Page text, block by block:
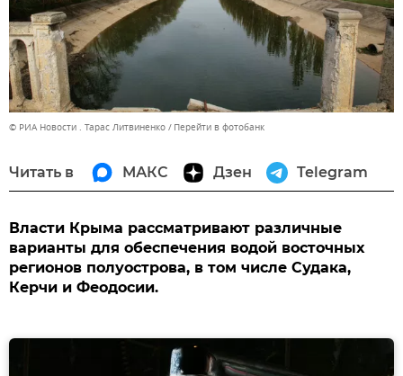
© РИА Новости . Тарас Литвиненко Перейти в фотобанк
Читать в МАКС Дзен Telegram
Власти Крыма рассматривают различные
варианты для обеспечения водой восточных
регионов полуострова, в том числе Судака,
Керчи и Феодосии.